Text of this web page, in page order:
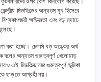
মিডফিল্ডের অন্যতম মুখ হিসেবে
বিশ্বকাপজয়ী অভিজ্ঞতা এবং বড় ম্যাচে
করা হচ্ছে। চেলসি বড় অঙ্কের অর্থ
দলের অন্যতম গুরুত্বপূর্ণ খেলোয়াড়
এই মিডফিল্ডারের গুরুত্বপূর্ণ ভূমিকা
ছাড়তে আগ্রহী নয়।